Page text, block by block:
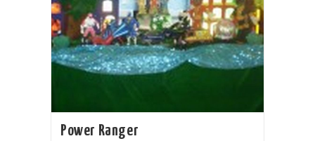
Power Ranger